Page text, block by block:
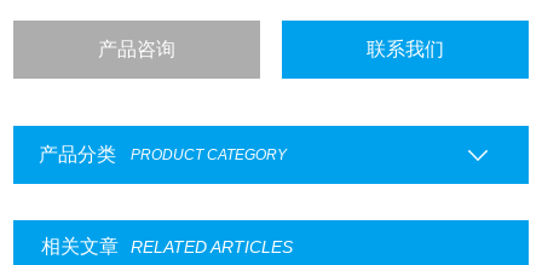
产品咨询 联系我们
产品分类 PRODUCT CATEGORY
相关文章 RELATED ARTICLES